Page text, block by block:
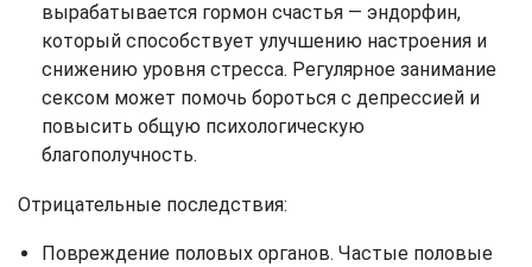
вырабатывается гормон счастья — эндорфин,
который способствует улучшению настроения и
снижению уровня стресса. Регулярное занимание
сексом может помочь бороться с депрессией и
повысить общую психологическую
благополучность.
Отрицательные последствия:
Повреждение половых органов. Частые половые